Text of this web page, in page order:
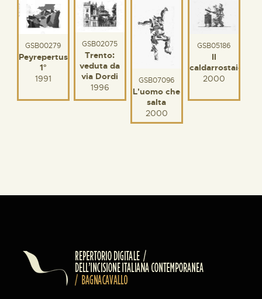
GSB00279
Peyrepertuse
1°
1991
GSB02075
Trento:
veduta da
via Dordi
1996
GSB07096
L'uomo che
salta
2000
GSB05186
Il
caldarrostaio
2000